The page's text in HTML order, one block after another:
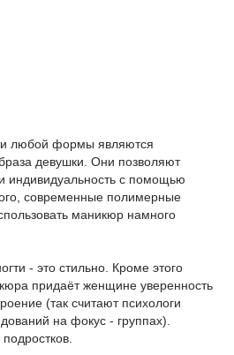
любой формы являются
девушки. Они позволяют
индивидуальность с помощью
современные полимерные
маникюр намного
- это стильно. Кроме этого
придаёт женщине уверенность
(так считают психологи
на фокус - группах).